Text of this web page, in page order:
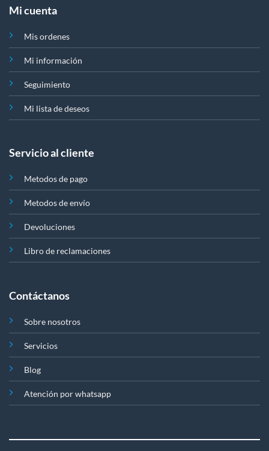
Mi cuenta
Mis ordenes
Mi información
Seguimiento
Mi lista de deseos
Servicio al cliente
Metodos de pago
Metodos de envío
Devoluciones
Libro de reclamaciones
Contáctanos
Sobre nosotros
Servicios
Blog
Atención por whatsapp